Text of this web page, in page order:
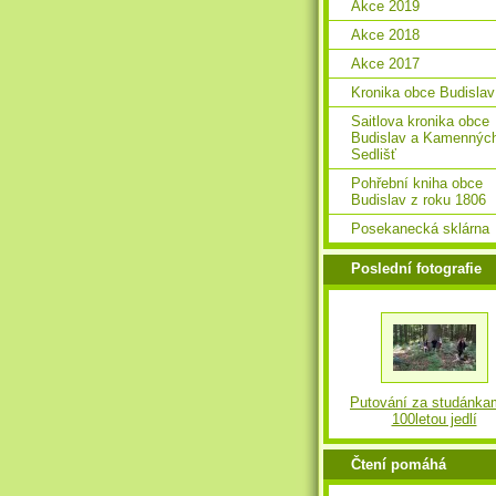
Akce 2019
Akce 2018
Akce 2017
Kronika obce Budislav
Saitlova kronika obce
Budislav a
Sedlišť
Pohřební kniha obce
Budislav z roku 1806
Posekanecká sklárna
Poslední fotografie
Putování za
100letou jedlí
Čtení pomáhá